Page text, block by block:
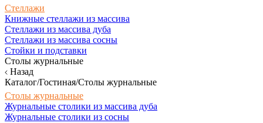
Стеллажи
Книжные стеллажи из массива
Стеллажи из массива дуба
Стеллажи из массива сосны
Стойки и подставки
Столы журнальные
Назад
Каталог/Гостиная/Столы журнальные
Столы журнальные
Журнальные столики из массива дуба
Журнальные столики из сосны